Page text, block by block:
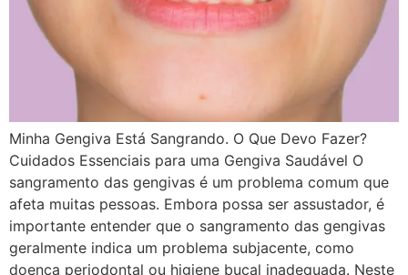
Minha Gengiva Está Sangrando. O Que Devo Fazer?
Cuidados Essenciais para uma Gengiva Saudável O
sangramento das gengivas é um problema comum que
afeta muitas pessoas. Embora possa ser assustador, é
importante entender que o sangramento das gengivas
geralmente indica um problema subjacente, como
doença periodontal ou higiene bucal inadequada. Neste